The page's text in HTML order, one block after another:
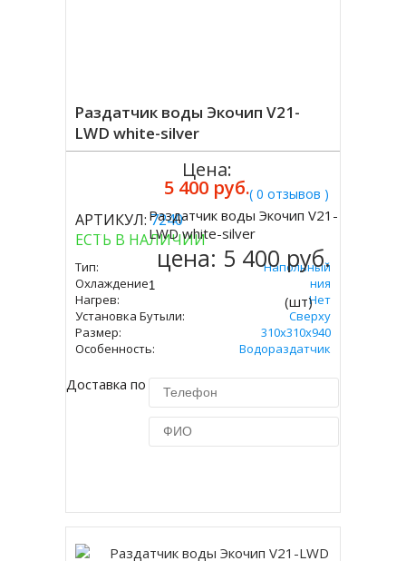
Раздатчик воды Экочип V21-
LWD white-silver
( 0 отзывов )
АРТИКУЛ:7240
ЕСТЬ В НАЛИЧИИ
Тип:
Напольный
Охлаждение:
Без Охлаждения
Нагрев:
Нет
Установка Бутыли:
Сверху
Размер:
310x310х940
Особенность:
Водораздатчик
Доставка по Москве 450 руб.
Цена:
5 400 руб.
Купить
Раздатчик воды Экочип V21-
LWD white-silver
цена: 5 400 руб.
(шт)